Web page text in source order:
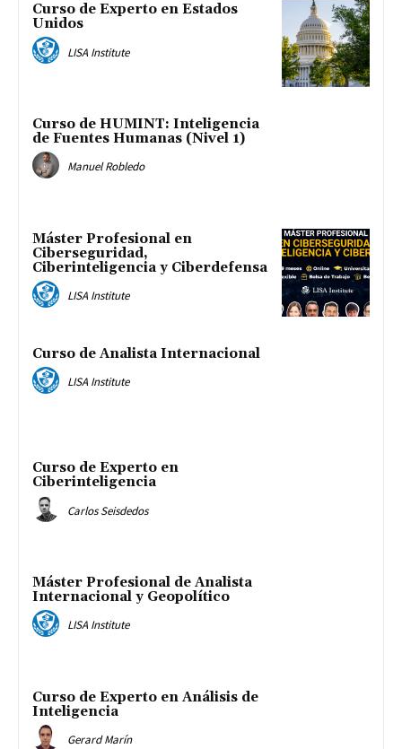
Curso de Experto en Estados
Unidos
LISA Institute
Curso de HUMINT: Inteligencia
de Fuentes Humanas (Nivel 1)
Manuel Robledo
Máster Profesional en
Ciberseguridad,
Ciberinteligencia y Ciberdefensa
LISA Institute
Curso de Analista Internacional
LISA Institute
Curso de Experto en
Ciberinteligencia
Carlos Seisdedos
Máster Profesional de Analista
Internacional y Geopolítico
LISA Institute
Curso de Experto en Análisis de
Inteligencia
Gerard Marín